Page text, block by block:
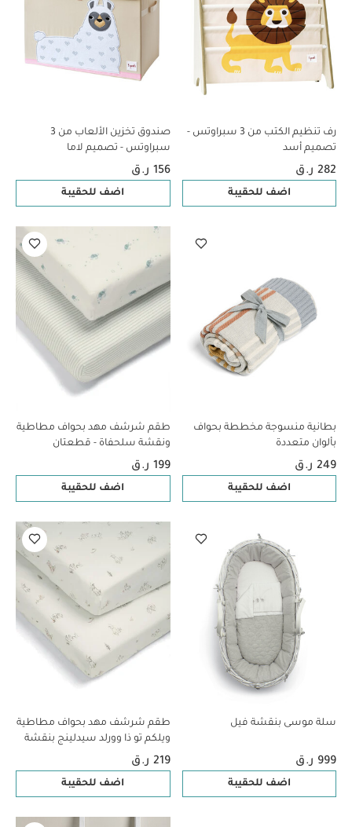
رف تنظيم الكتب من 3 سبراوتس -
تصميم أسد
282 ر.ق
اضف للحقيبة
صندوق تخزين الألعاب من 3
سبراوتس - تصميم لاما
156 ر.ق
اضف للحقيبة
بطانية منسوجة مخططة بحواف
بألوان متعددة
249 ر.ق
اضف للحقيبة
طقم شرشف مهد بحواف مطاطية
ونقشة سلحفاة - قطعتان
199 ر.ق
اضف للحقيبة
سلة موسى بنقشة فيل
999 ر.ق
اضف للحقيبة
طقم شرشف مهد بحواف مطاطية
ويلكم تو ذا وورلد سيدلينج بنقشة
أرنب/ثعلب - قطعتان
219 ر.ق
اضف للحقيبة